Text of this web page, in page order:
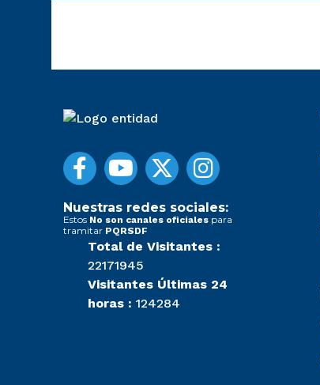
Nuestras redes sociales:
Estos No son canales oficiales para
tramitar PQRSDF
Total de Visitantes :
22171945
Visitantes Últimas 24
horas : 124284